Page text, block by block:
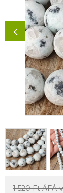
1 520 FtÁFÁ-